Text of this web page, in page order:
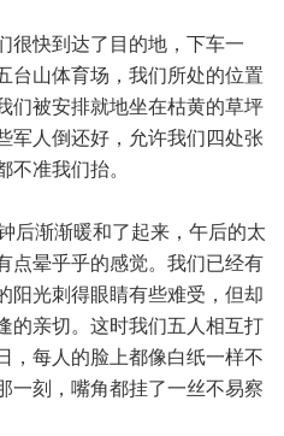
很快到达了目的地，下车一
台山体育场，我们所处的位置
们被安排就地坐在枯黄的草坪
军人倒还好，允许我们四处张
不准我们抬。
后渐渐暖和了起来，午后的太
点晕乎乎的感觉。我们已经有
阳光刺得眼睛有些难受，但却
的亲切。这时我们五人相互打
，每人的脸上都像白纸一样不
一刻，嘴角都挂了一丝不易察